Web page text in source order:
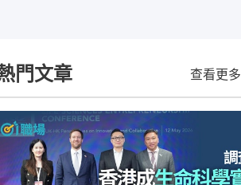
門文章 查看更多